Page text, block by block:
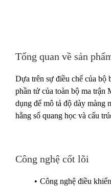
Tổng quan về sản
Dựa trên sự điều chế của bộ
phần tử của toàn bộ ma
dụng để mô tả độ dày màng
hằng số quang học và cấu
Công nghệ cốt lõi
Công nghệ điều